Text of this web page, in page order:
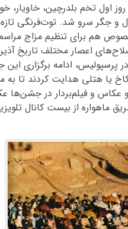
اول تخم بلدرچین، خاویار،
جگر سرو شد. توت‌فرنگی
هم برای تنظیم مزاج
اعصار مختلف تاریخ
پرسپولیس، ادامه برگزاری
یا هتلی هدایت کردند تا به
عکاس و فیلم‌بردار در جشن‌ها
ماهواره از بیست کانال